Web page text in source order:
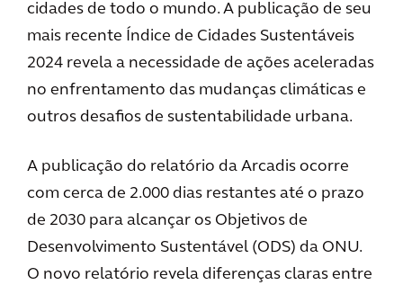
cidades de todo o mundo. A publicação de seu
mais recente Índice de Cidades Sustentáveis
2024 revela a necessidade de ações aceleradas
no enfrentamento das mudanças climáticas e
outros desafios de sustentabilidade urbana.
A publicação do relatório da Arcadis ocorre
com cerca de 2.000 dias restantes até o prazo
de 2030 para alcançar os Objetivos de
Desenvolvimento Sustentável (ODS) da ONU.
O novo relatório revela diferenças claras entre